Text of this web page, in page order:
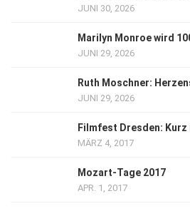
JUNI 30, 2026
Marilyn Monroe wird
JUNI 29, 2026
Ruth Moschner:
JUNI 29, 2026
Filmfest Dresden: Kurz
MÄRZ 4, 2017
Mozart-Tage 2017
APR. 1, 2017